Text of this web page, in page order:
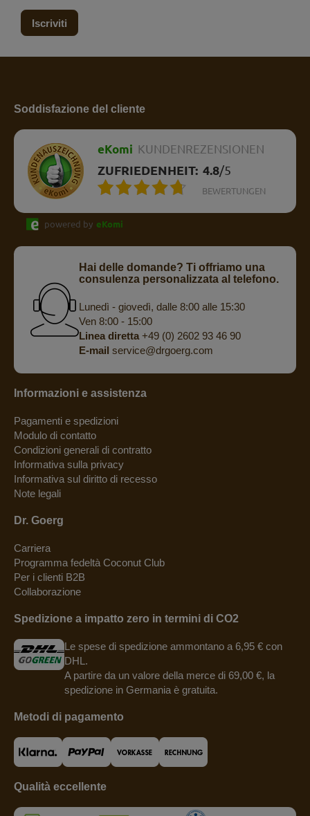
Iscriviti
Soddisfazione del cliente
eKomi KUNDENREZENSIONEN
ZUFRIEDENHEIT: 4.8/5
BEWERTUNGEN
powered by eKomi
Hai delle domande? Ti offriamo una
consulenza personalizzata al telefono.
Lunedì - giovedì, dalle 8:00 alle 15:30
Ven 8:00 - 15:00
Linea diretta+49 (0) 2602 93 46 90
E-mail service@drgoerg.com
Informazioni e assistenza
Pagamenti e spedizioni
Modulo di contatto
Condizioni generali di contratto
Informativa sulla privacy
Informativa sul diritto di recesso
Note legali
Dr. Goerg
Carriera
Programma fedeltà Coconut Club
Per i clienti B2B
Collaborazione
Spedizione a impatto zero in termini di CO2
Le spese di spedizione ammontano a 6,95 € con
DHL.
A partire da un valore della merce di 69,00 €, la
spedizione in Germania è gratuita.
Metodi di pagamento
Qualità eccellente